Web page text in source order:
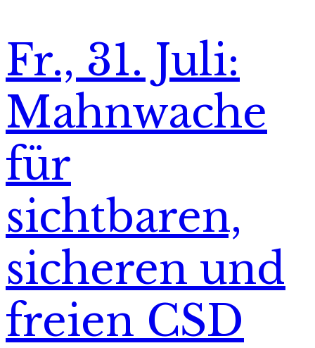
Fr., 31. Juli:
Mahnwache
für
sichtbaren,
sicheren und
freien CSD